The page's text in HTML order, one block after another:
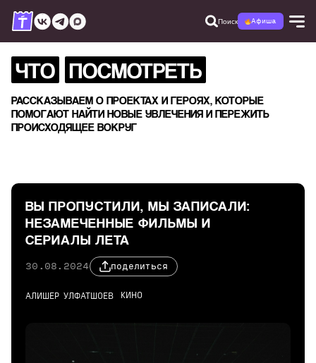
Поиск Афиша
ЧТО ПОСМОТРЕТЬ
РАССКАЗЫВАЕМ О ПРОЕКТАХ И ГЕРОЯХ, КОТОРЫЕ
ПОМОГАЮТ НАЙТИ НОВЫЕ УВЛЕЧЕНИЯ И ПЕРЕЖИТЬ
ПРОИСХОДЯЩЕЕ ВОКРУГ
ВЫ ПРОПУСТИЛИ, МЫ ЗАПИСАЛИ:
НЕЗАМЕЧЕННЫЕ ФИЛЬМЫ И
СЕРИАЛЫ ЛЕТА
30.08.2024 поделиться
АЛИШЕР УЛФАТШОЕВ КИНО